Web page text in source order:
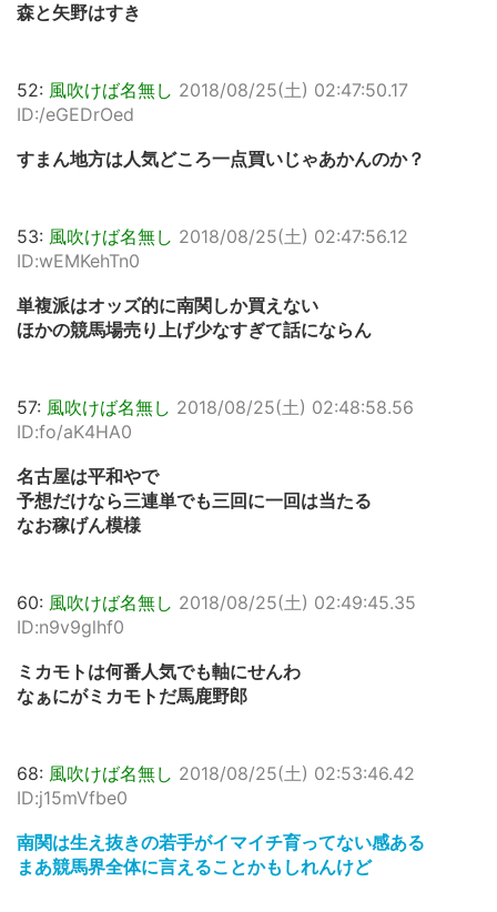
森と矢野はすき
52: 風吹けば名無し 2018/08/25(土) 02:47:50.17
ID:/eGEDrOed
すまん地方は人気どころ一点買いじゃあかんのか？
53: 風吹けば名無し 2018/08/25(土) 02:47:56.12
ID:wEMKehTn0
単複派はオッズ的に南関しか買えない
ほかの競馬場売り上げ少なすぎて話にならん
57: 風吹けば名無し 2018/08/25(土) 02:48:58.56
ID:fo/aK4HA0
名古屋は平和やで
予想だけなら三連単でも三回に一回は当たる
なお稼げん模様
60: 風吹けば名無し 2018/08/25(土) 02:49:45.35
ID:n9v9glhf0
ミカモトは何番人気でも軸にせんわ
なぁにがミカモトだ馬鹿野郎
68: 風吹けば名無し 2018/08/25(土) 02:53:46.42
ID:j15mVfbe0
南関は生え抜きの若手がイマイチ育ってない感ある
まあ競馬界全体に言えることかもしれんけど